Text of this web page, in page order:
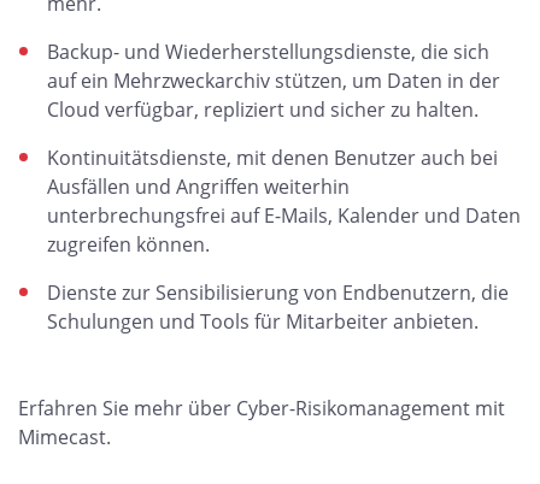
Backup- und Wiederherstellungsdienste, die sich
auf ein Mehrzweckarchiv stützen, um Daten in der
Cloud verfügbar, repliziert und sicher zu halten.
Kontinuitätsdienste, mit denen Benutzer auch bei
Ausfällen und Angriffen weiterhin
unterbrechungsfrei auf E-Mails, Kalender und Daten
zugreifen können.
Dienste zur Sensibilisierung von Endbenutzern, die
Schulungen und Tools für Mitarbeiter anbieten.
Erfahren Sie mehr über Cyber-Risikomanagement mit
Mimecast.